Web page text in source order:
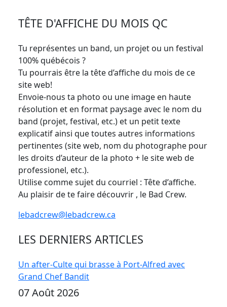
TÊTE D'AFFICHE DU MOIS QC
Tu représentes un band, un projet ou un festival
100% québécois ?
Tu pourrais être la tête d’affiche du mois de ce
site web!
Envoie-nous ta photo ou une image en haute
résolution et en format paysage avec le nom du
band (projet, festival, etc.) et un petit texte
explicatif ainsi que toutes autres informations
pertinentes (site web, nom du photographe pour
les droits d’auteur de la photo + le site web de
professionel, etc.).
Utilise comme sujet du courriel : Tête d’affiche.
Au plaisir de te faire découvrir , le Bad Crew.
lebadcrew@lebadcrew.ca
LES DERNIERS ARTICLES
Un after-Culte qui brasse à Port-Alfred avec
Grand Chef Bandit
07 Août 2026